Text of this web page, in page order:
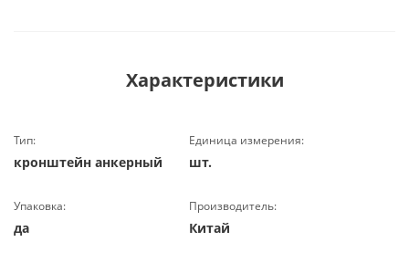
Характеристики
Тип:
кронштейн анкерный
Единица измерения:
шт.
Упаковка:
да
Производитель:
Китай